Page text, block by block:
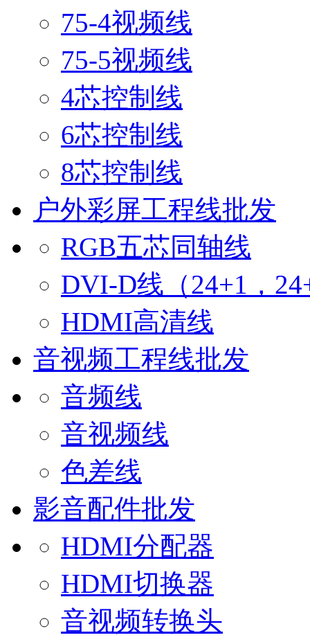
75-4视频线
75-5视频线
4芯控制线
6芯控制线
8芯控制线
户外彩屏工程线批发
RGB五芯同轴线
DVI-D线（24+1，
HDMI高清线
音视频工程线批发
音频线
音视频线
色差线
影音配件批发
HDMI分配器
HDMI切换器
音视频转换头
深圳市诚信企业示范单位